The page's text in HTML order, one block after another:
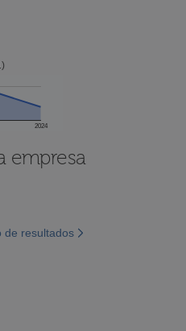
2024
empresa
de resultados